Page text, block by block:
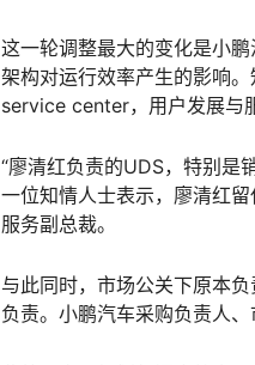
这一轮调整最大的变化是小
架构对运行效率产生的影响
service center，用户发展与
“廖清红负责的UDS，特别是
一位知情人士表示，廖清红
服务副总裁。
与此同时，市场公关下原本
负责。小鹏汽车采购负责人